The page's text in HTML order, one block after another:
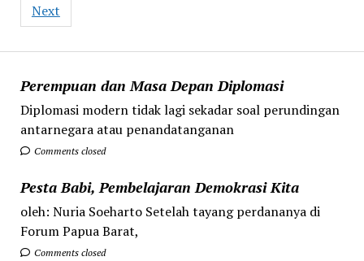
Perempuan dan Masa Depan Diplomasi
Diplomasi modern tidak lagi sekadar soal perundingan
antarnegara atau penandatanganan
Comments closed
Pesta Babi, Pembelajaran Demokrasi Kita
oleh: Nuria Soeharto Setelah tayang perdananya di
Forum Papua Barat,
Comments closed
Next